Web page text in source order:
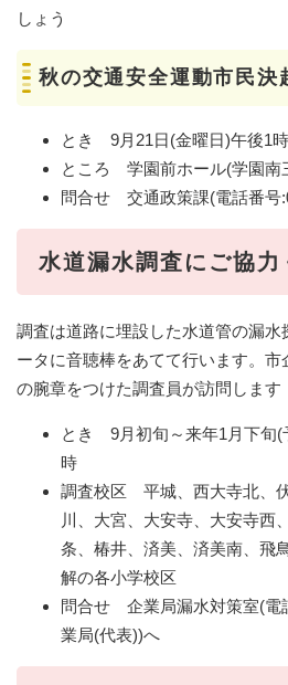
しょう
秋の交通安全運動市民決
とき 9月21日(金曜日)午後1
ところ 学園前ホール(学園南
問合せ 交通政策課(電話番号
水道漏水調査にご協力
調査は道路に埋設した水道管の漏水
ータに音聴棒をあてて行います。
の腕章をつけた調査員が訪問します
とき 9月初旬～来年1月下旬(
時
調査校区 平城、西大寺北、
川、大宮、大安寺、大安寺西
条、椿井、済美、済美南、飛
解の各小学校区
問合せ 企業局漏水対策室(電
業局(代表))へ